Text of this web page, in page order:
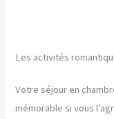
Les activités
Votre séjour en
mémorable si vous